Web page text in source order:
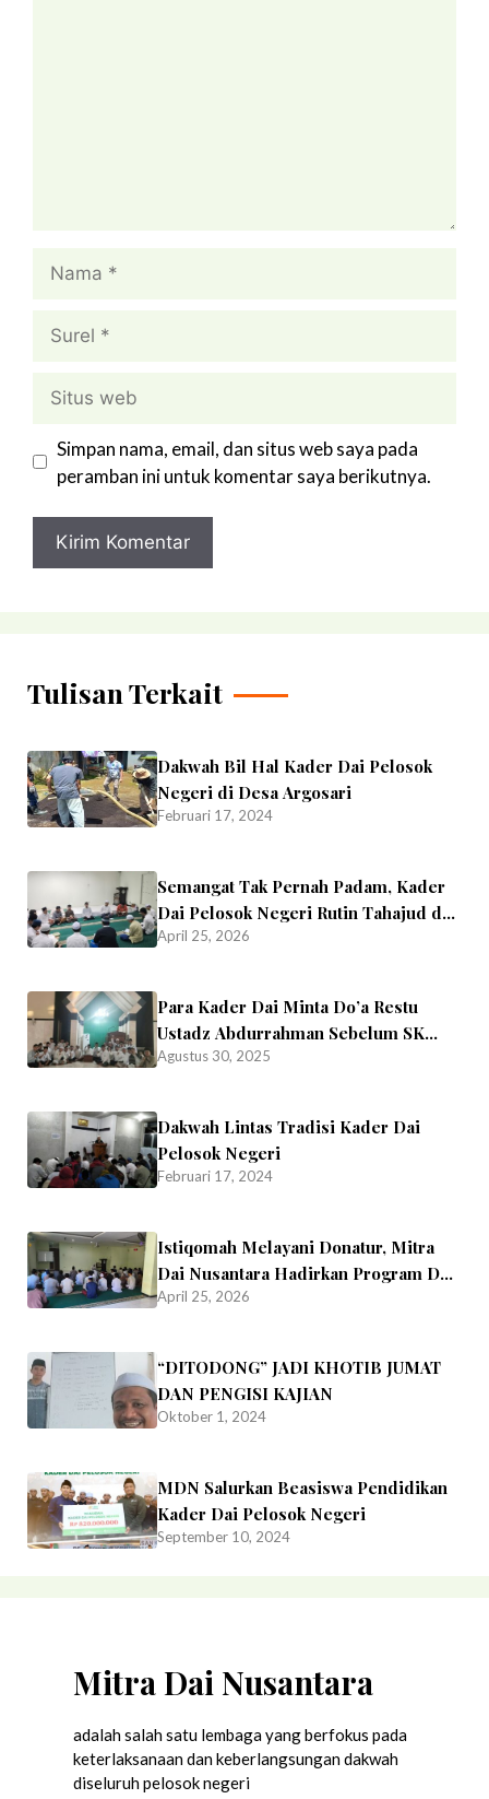
Nama
Surel
Situs
web
Simpan nama, email, dan situs web saya pada
peramban ini untuk komentar saya berikutnya.
Tulisan Terkait
Dakwah Bil Hal Kader Dai Pelosok
Negeri di Desa Argosari
Februari 17, 2024
Semangat Tak Pernah Padam, Kader
Dai Pelosok Negeri Rutin Tahajud dan
Menghafal Al-Qur’an
April 25, 2026
Para Kader Dai Minta Do’a Restu
Ustadz Abdurrahman Sebelum SK
tugas Dibacakan
Agustus 30, 2025
Dakwah Lintas Tradisi Kader Dai
Pelosok Negeri
Februari 17, 2024
Istiqomah Melayani Donatur, Mitra
Dai Nusantara Hadirkan Program Doa
Bersama Kader Dai Tiap Jumat
April 25, 2026
“DITODONG” JADI KHOTIB JUMAT
DAN PENGISI KAJIAN
Oktober 1, 2024
MDN Salurkan Beasiswa Pendidikan
Kader Dai Pelosok Negeri
September 10, 2024
Mitra Dai Nusantara
adalah salah satu lembaga yang berfokus pada
keterlaksanaan dan keberlangsungan dakwah
diseluruh pelosok negeri